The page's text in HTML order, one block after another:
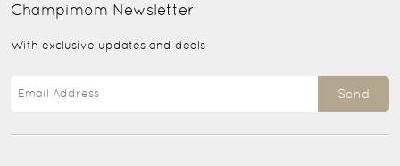
Champimom Newsletter
With exclusive updates and deals
Send